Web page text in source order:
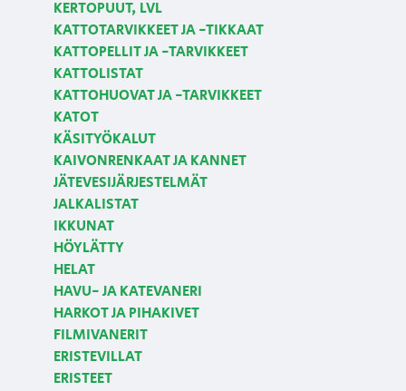
KERTOPUUT, LVL
KATTOTARVIKKEET JA -TIKKAAT
KATTOPELLIT JA -TARVIKKEET
KATTOLISTAT
KATTOHUOVAT JA -TARVIKKEET
KATOT
KÄSITYÖKALUT
KAIVONRENKAAT JA KANNET
JÄTEVESIJÄRJESTELMÄT
JALKALISTAT
IKKUNAT
HÖYLÄTTY
HELAT
HAVU- JA KATEVANERI
HARKOT JA PIHAKIVET
FILMIVANERIT
ERISTEVILLAT
ERISTEET